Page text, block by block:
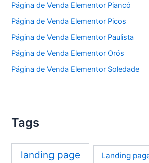
Página de Venda Elementor Piancó
Página de Venda Elementor Picos
Página de Venda Elementor Paulista
Página de Venda Elementor Orós
Página de Venda Elementor Soledade
Tags
landing page Landing